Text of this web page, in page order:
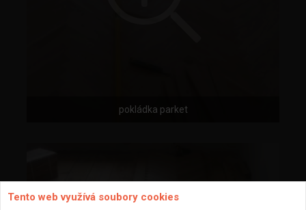
pokládka parket
Tento web využívá soubory cookies